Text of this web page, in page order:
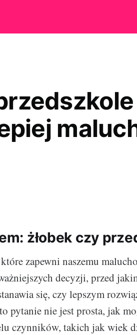
żłobek czy
zapewni naszemu
decyzji, przed
się, czy lepszym
pytanie nie jest prosta, jak
czynników, takich jak wiek